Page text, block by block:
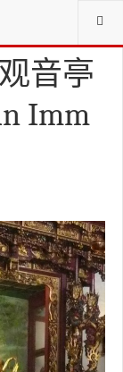
雪兰莪 SELANGOR
音亭
Imm